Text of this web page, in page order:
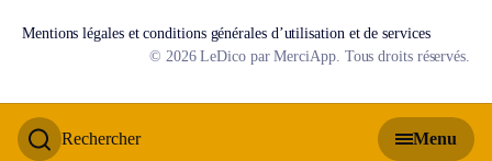
Rechercher Menu
Mentions légales et conditions générales d’utilisation et de services
© 2026 LeDico par MerciApp. Tous droits réservés.